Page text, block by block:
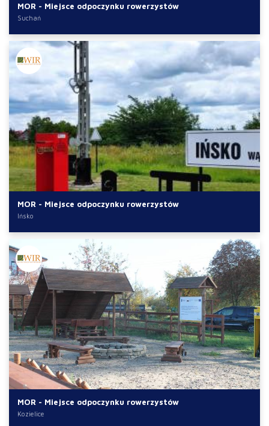
MOR - Miejsce odpoczynku rowerzystów
Suchań
MOR - Miejsce odpoczynku rowerzystów
Ińsko
MOR - Miejsce odpoczynku rowerzystów
Kozielice